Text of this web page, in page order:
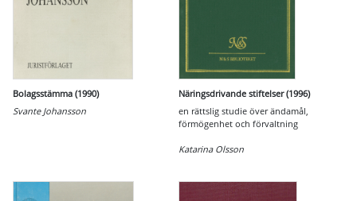
Bolagsstämma (1990)
Svante Johansson
Näringsdrivande stiftelser (1996)
en rättslig studie över ändamål,
förmögenhet och förvaltning
Katarina Olsson